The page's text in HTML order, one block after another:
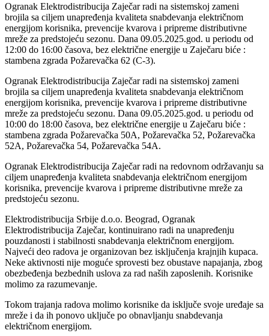
Ogranak Elektrodistribucija Zaječar radi na sistemskoj zameni
brojila sa ciljem unapređenja kvaliteta snabdevanja električnom
energijom korisnika, prevencije kvarova i pripreme distributivne
mreže za predstojeću sezonu. Dana 09.05.2025.god. u periodu od
12:00 do 16:00 časova, bez električne energije u Zaječaru biće :
stambena zgrada Požarevačka 62 (C-3).
Ogranak Elektrodistribucija Zaječar radi na sistemskoj zameni
brojila sa ciljem unapređenja kvaliteta snabdevanja električnom
energijom korisnika, prevencije kvarova i pripreme distributivne
mreže za predstojeću sezonu. Dana 09.05.2025.god. u periodu od
10:00 do 18:00 časova, bez električne energije u Zaječaru biće :
stambena zgrada Požarevačka 50A, Požarevačka 52, Požarevačka
52A, Požarevačka 54, Požarevačka 54A.
Ogranak Elektrodistribucija Zaječar radi na redovnom održavanju sa
ciljem unapređenja kvaliteta snabdevanja električnom energijom
korisnika, prevencije kvarova i pripreme distributivne mreže za
predstojeću sezonu.
Elektrodistribucija Srbije d.o.o. Beograd, Ogranak
Elektrodistribucija Zaječar, kontinuirano radi na unapređenju
pouzdanosti i stabilnosti snabdevanja električnom energijom.
Najveći deo radova je organizovan bez isključenja krajnjih kupaca.
Neke aktivnosti nije moguće sprovesti bez obustave napajanja, zbog
obezbeđenja bezbednih uslova za rad naših zaposlenih. Korisnike
molimo za razumevanje.
Tokom trajanja radova molimo korisnike da isključe svoje uređaje sa
mreže i da ih ponovo uključe po obnavljanju snabdevanja
električnom energijom.